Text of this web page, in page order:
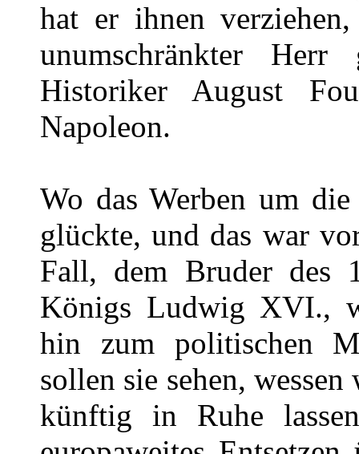
hat er ihnen
unumschränkter
Historiker August
Napoleon.
Wo das Werben um
glückte, und das war
Fall, dem Bruder des
Königs Ludwig XVI.,
hin zum politischen
sollen sie sehen,
künftig in Ruhe